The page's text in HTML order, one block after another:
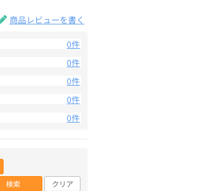
商品レビューを書く
0件
0件
0件
0件
0件
検索 クリア